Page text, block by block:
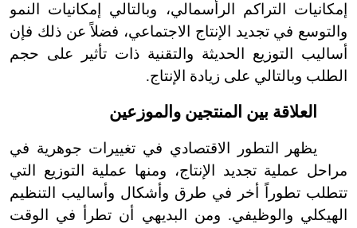
إمكانيات التراكم الرأسمالي، وبالتالي إمكانيات النمو
والتوسع في تجديد الإنتاج الاجتماعي، فضلاً عن ذلك فإن
أساليب التوزيع الحديثة والتقنية ذات تأثير على حجم
الطلب وبالتالي على زيادة الإنتاج.
العلاقة بين المنتجين والموزعين
يظهر التطور الاقتصادي في تغييرات جوهرية في
مراحل عملية تجديد الإنتاج، ومنها عملية التوزيع التي
تتطلب تطوراً أخر في طرق وأشكال وأساليب التنظيم
الهيكلي والوظيفي. ومن البديهي أن تطرأ في الوقت